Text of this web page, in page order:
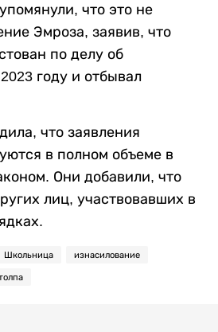
что это не
Эмроза, заявив, что
по делу об
году и отбывал
что заявления
в полном объеме в
Они добавили, что
лиц, участвовавших в
Школьница изнасилование